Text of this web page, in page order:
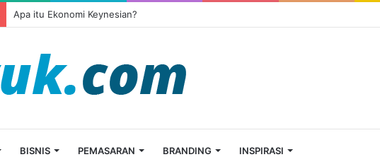
Apa itu Ekonomi Keynesian?
BISNIS PEMASARAN BRANDING INSPIRASI